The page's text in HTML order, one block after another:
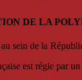
DE LA
sein de la
est régie par